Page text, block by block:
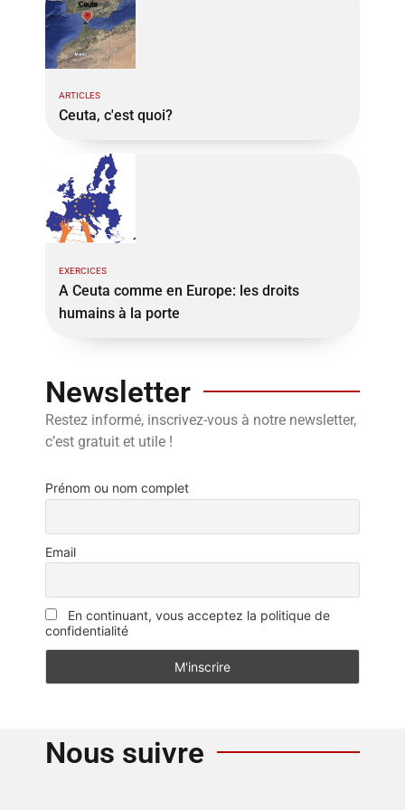
ARTICLES
Ceuta, c'est quoi?
EXERCICES
A Ceuta comme en Europe: les droits
humains à la porte
Newsletter
Restez informé, inscrivez-vous à notre newsletter,
c’est gratuit et utile !
Prénom ou nom complet
Email
En continuant, vous acceptez la politique de
confidentialité
Nous suivre